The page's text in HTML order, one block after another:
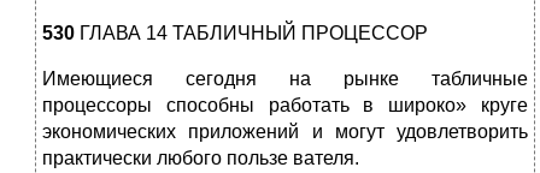
530 ГЛАВА 14 ТАБЛИЧНЫЙ ПРОЦЕССОР
Имеющиеся сегодня на рынке табличные
процессоры способны работать в широко» круге
экономических приложений и могут удовлетворить
практически любого пользе вателя.